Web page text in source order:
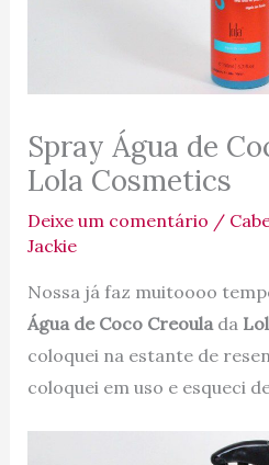
Spray Água de
Lola Cosmetics
Deixe um comentário /
Jackie
Nossa já faz muitoooo
Água de Coco Creoula da
coloquei na estante de
coloquei em uso e esqueci